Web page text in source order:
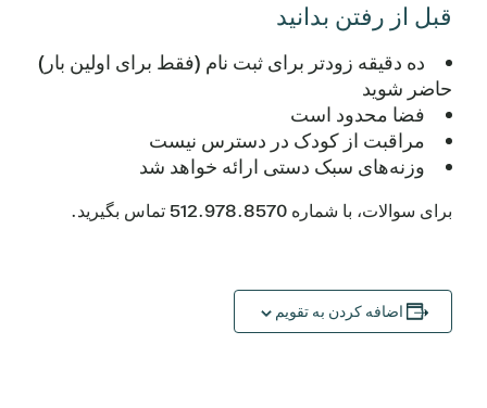
قبل از رفتن بدانید
ده دقیقه زودتر برای ثبت نام (فقط برای اولین بار)
حاضر شوید
فضا محدود است
مراقبت از کودک در دسترس نیست
وزنه‌های سبک دستی ارائه خواهد شد
برای سوالات، با شماره 512.978.8570 تماس بگیرید.
اضافه کردن به تقویم